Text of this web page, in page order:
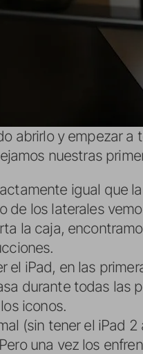
abrirlo y empezar
nuestras
igual que
de los laterales
la caja,
el iPad, en las
durante todas las
iconos.
(sin tener el iPad
una vez los